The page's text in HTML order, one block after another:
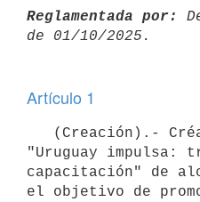
Reglamentada por:
Artículo 1
"Uruguay impulsa:
capacitación" de
el objetivo de